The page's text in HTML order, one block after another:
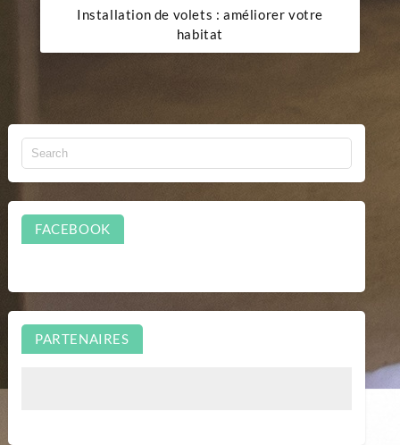
Installation de volets : améliorer votre
habitat
FACEBOOK
PARTENAIRES